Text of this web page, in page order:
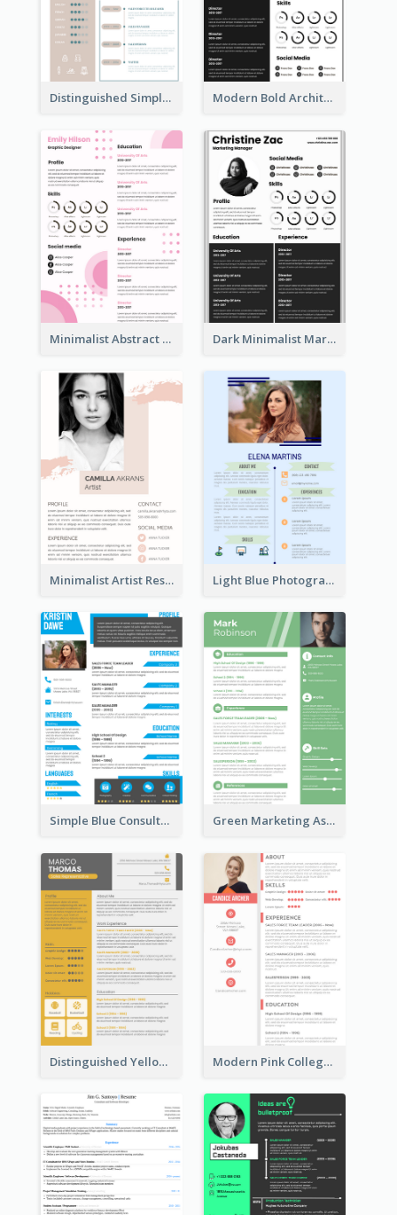
Distinguished Simple Professional Resume Modern Bold Architect Resume
Minimalist Abstract Pink Resume Dark Minimalist Marketing Manager Resume
Minimalist Artist Resume Light Blue Photographer Resume
Simple Blue Consultant Resume Green Marketing Assistant Resume
Distinguished Yellow Resume Modern Pink College Student Resume